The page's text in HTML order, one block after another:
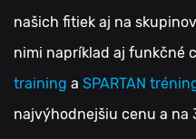
našich fitiek aj na
nimi napríklad aj funkčné
training a SPARTAN
najvýhodnejšiu cenu a na